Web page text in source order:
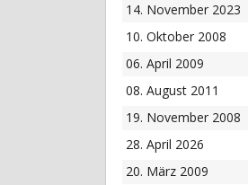
14. November 2023
10. Oktober 2008
06. April 2009
08. August 2011
19. November 2008
28. April 2026
20. März 2009